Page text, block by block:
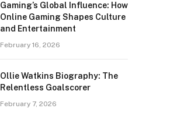
Gaming’s Global Influence: How
Online Gaming Shapes Culture
and Entertainment
February 16, 2026
Ollie Watkins Biography: The
Relentless Goalscorer
February 7, 2026